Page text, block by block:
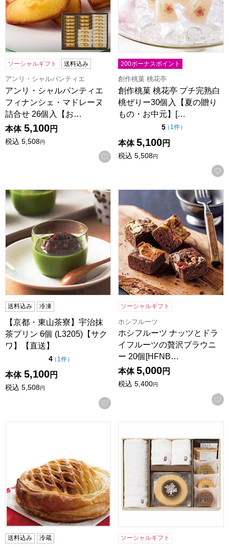
ソーシャルギフト 送料込み
アンリ・シャルパンティエ
アンリ・シャルパンティエ
フィナンシェ・マドレーヌ
詰合せ 26個入【お…
本体 5,100円
税込 5,508円
お気に入りに登録する
200ボーナスポイント
創作桃菓 桃花亭
創作桃菓 桃花亭 プチ完熟白
桃ぜりー30個入【夏の贈り
もの・お中元】[…
5点（5点満点中）
（ 1件の評価
）
本体 5,100円
税込 5,508円
【京都・東山茶寮】宇治抹茶プリン 6個 (L3205)【サクワ】
送料込み 冷凍
【京都・東山茶寮】宇治抹
茶プリン 6個 (L3205)【サク
ワ】【直送】
4点（5点満点中）
（ 1件の評価
）
本体 5,100円
税込 5,508円
お気に入りに登録する
ホシフルーツ ナッツとドラ
ソーシャルギフト
ホシフルーツ
ホシフルーツ ナッツとドラ
イフルーツの贅沢ブラウニ
ー 20個[HFNB…
本体 5,000円
税込 5,400円
送料込み 冷蔵 ソーシャルギフト